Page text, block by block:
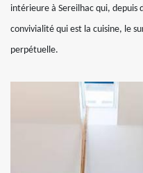
intérieure à Sereilhac qui, depuis
convivialité qui est la cuisine, le
perpétuelle.